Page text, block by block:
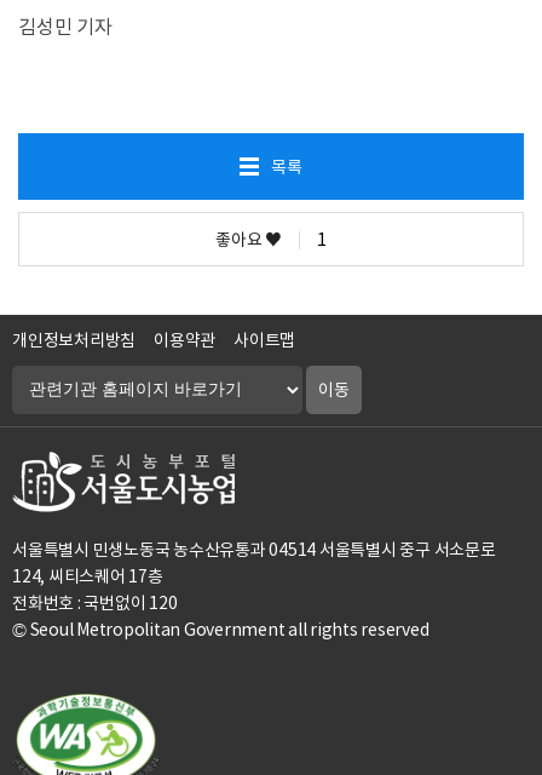
김성민 기자
목록
좋아요 ♥ 1
개인정보처리방침 이용약관 사이트맵
서울특별시 민생노동국 농수산유통과 04514 서울특별시 중구 서소문로
124, 씨티스퀘어 17층
전화번호 : 국번없이 120
© Seoul Metropolitan Government all rights reserved